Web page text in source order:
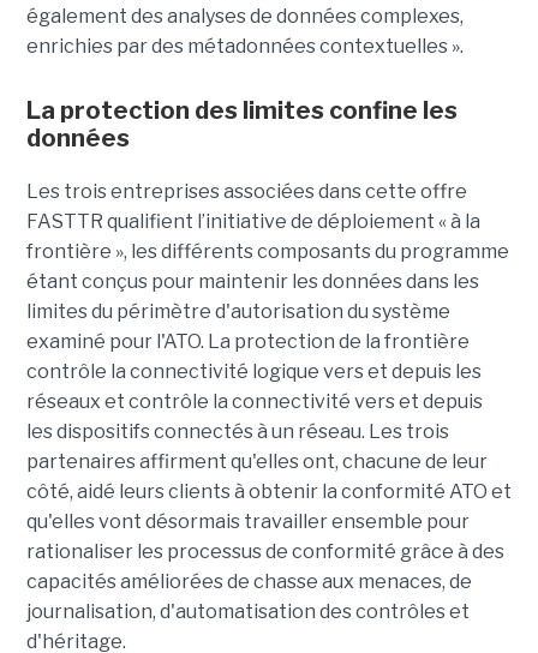
également des analyses de données complexes,
enrichies par des métadonnées contextuelles ».
La protection des limites confine les
données
Les trois entreprises associées dans cette offre
FASTTR qualifient l’initiative de déploiement « à la
frontière », les différents composants du programme
étant conçus pour maintenir les données dans les
limites du périmètre d'autorisation du système
examiné pour l'ATO. La protection de la frontière
contrôle la connectivité logique vers et depuis les
réseaux et contrôle la connectivité vers et depuis
les dispositifs connectés à un réseau. Les trois
partenaires affirment qu'elles ont, chacune de leur
côté, aidé leurs clients à obtenir la conformité ATO et
qu'elles vont désormais travailler ensemble pour
rationaliser les processus de conformité grâce à des
capacités améliorées de chasse aux menaces, de
journalisation, d'automatisation des contrôles et
d'héritage.